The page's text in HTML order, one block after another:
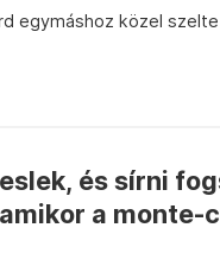
egymáshoz közel
és sírni
a monte-